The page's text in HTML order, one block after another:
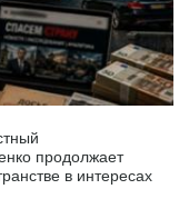
продолжает
в интересах